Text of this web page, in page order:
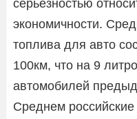
серьезностью
экономичности.
топлива для авто
100км, что на 9
автомобилей
Среднем